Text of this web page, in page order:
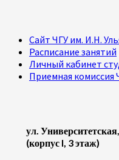
Сайт ЧГУ им. И.Н.
Расписание занятий
Личный кабинет
Приемная комиссия
ул.
(корпус I, 3 этаж)